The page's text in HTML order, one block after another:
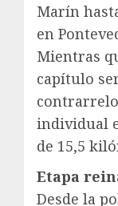
Marín
en
Mientras
capítulo
individual
de 15,5
Etapa
Desde la